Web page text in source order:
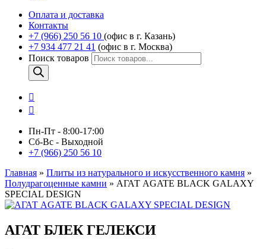
Оплата и доставка
Контакты
+7 (966) 250 56 10 (офис в г. Казань)
+7 934 477 21 41 (офис в г. Москва)
Поиск товаров
Пн-Пт - 8:00-17:00
Сб-Вс - Выходной
+7 (966) 250 56 10
Главная » Плиты из натурального и искусственного камня »
Полудрагоценные камни » АГАТ AGATE BLACK GALAXY
SPECIAL DESIGN
АГАТ БЛЕК ГЕЛЕКСИ